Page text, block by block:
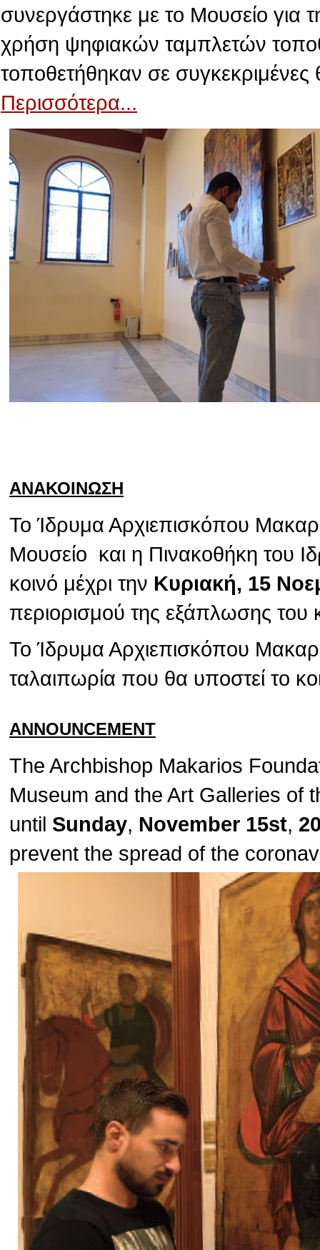
συνεργάστηκε με το Μουσείο για
χρήση ψηφιακών ταμπλετών
τοποθετήθηκαν σε
Περισσότερα...
ΑΝΑΚΟΙΝΩΣΗ
Το Ίδρυμα Αρχιεπισκόπου
Μουσείο και η Πινακοθήκη του
κοινό μέχρι την Κυριακή, 15
περιορισμού της εξάπλωσης του
Το Ίδρυμα Αρχιεπισκόπου
ταλαιπωρία που θα υποστεί το
ANNOUNCEMENT
The Archbishop Makarios
Museum and the Art Galleries of
until Sunday, November 15st,
prevent the spread of the